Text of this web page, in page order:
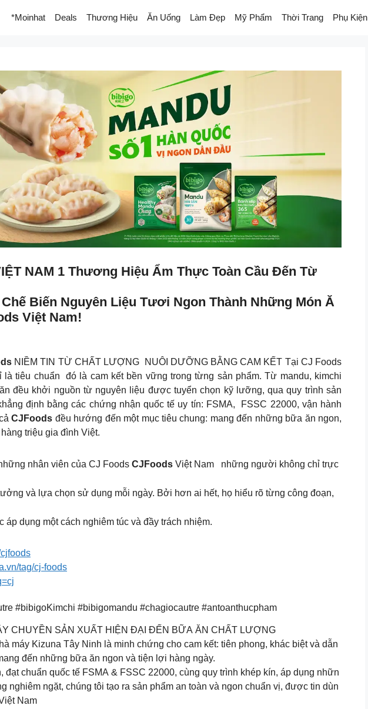
*Moinhat Deals Thương Hiệu Ăn Uống Làm Đẹp Mỹ Phẩm Thời Trang Phụ Kiện
NAM 1 Thương Hiệu Ẩm Thực Toàn Cầu Đến Từ
Biến Nguyên Liệu Tươi Ngon Thành Những Món Ă
Việt Nam!
NIỀM TIN TỪ CHẤT LƯỢNG NUÔI DƯỠNG BẰNG CAM KẾT Tại CJ Foods
tiêu chuẩn đó là cam kết bền vững trong từng sản phẩm. Từ mandu, kimchi
đều khởi nguồn từ nguyên liệu được tuyển chọn kỹ lưỡng, qua quy trình sản
định bằng các chứng nhận quốc tế uy tín: FSMA, FSSC 22000, vận hành
CJFoods đều hướng đến một mục tiêu chung: mang đến những bữa ăn ngon,
triệu gia đình Việt.
nhân viên của CJ Foods CJFoods Việt Nam những người không chỉ trực
và lựa chọn sử dụng mỗi ngày. Bởi hơn ai hết, họ hiểu rõ từng công đoạn,
dụng một cách nghiêm túc và đầy trách nhiệm.
tag/cj-foods
#bibigoKimchi #bibigomandu #chagiocautre #antoanthucpham
CHUYỀN SẢN XUẤT HIỆN ĐẠI ĐẾN BỮA ĂN CHẤT LƯỢNG
máy Kizuna Tây Ninh là minh chứng cho cam kết: tiên phong, khác biệt và dẫn
đến những bữa ăn ngon và tiện lợi hàng ngày.
đạt chuẩn quốc tế FSMA & FSSC 22000, cùng quy trình khép kín, áp dụng nhữn
nghiêm ngặt, chúng tôi tạo ra sản phẩm an toàn và ngon chuẩn vị, được tin dùn
Nam